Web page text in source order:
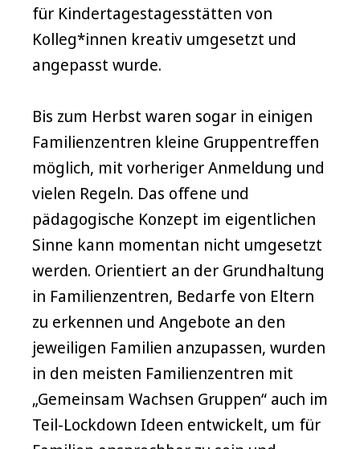
für Kindertagestagesstätten von
Kolleg*innen kreativ umgesetzt und
angepasst wurde.
Bis zum Herbst waren sogar in einigen
Familienzentren kleine Gruppentreffen
möglich, mit vorheriger Anmeldung und
vielen Regeln. Das offene und
pädagogische Konzept im eigentlichen
Sinne kann momentan nicht umgesetzt
werden. Orientiert an der Grundhaltung
in Familienzentren, Bedarfe von Eltern
zu erkennen und Angebote an den
jeweiligen Familien anzupassen, wurden
in den meisten Familienzentren mit
„Gemeinsam Wachsen Gruppen“ auch im
Teil-Lockdown Ideen entwickelt, um für